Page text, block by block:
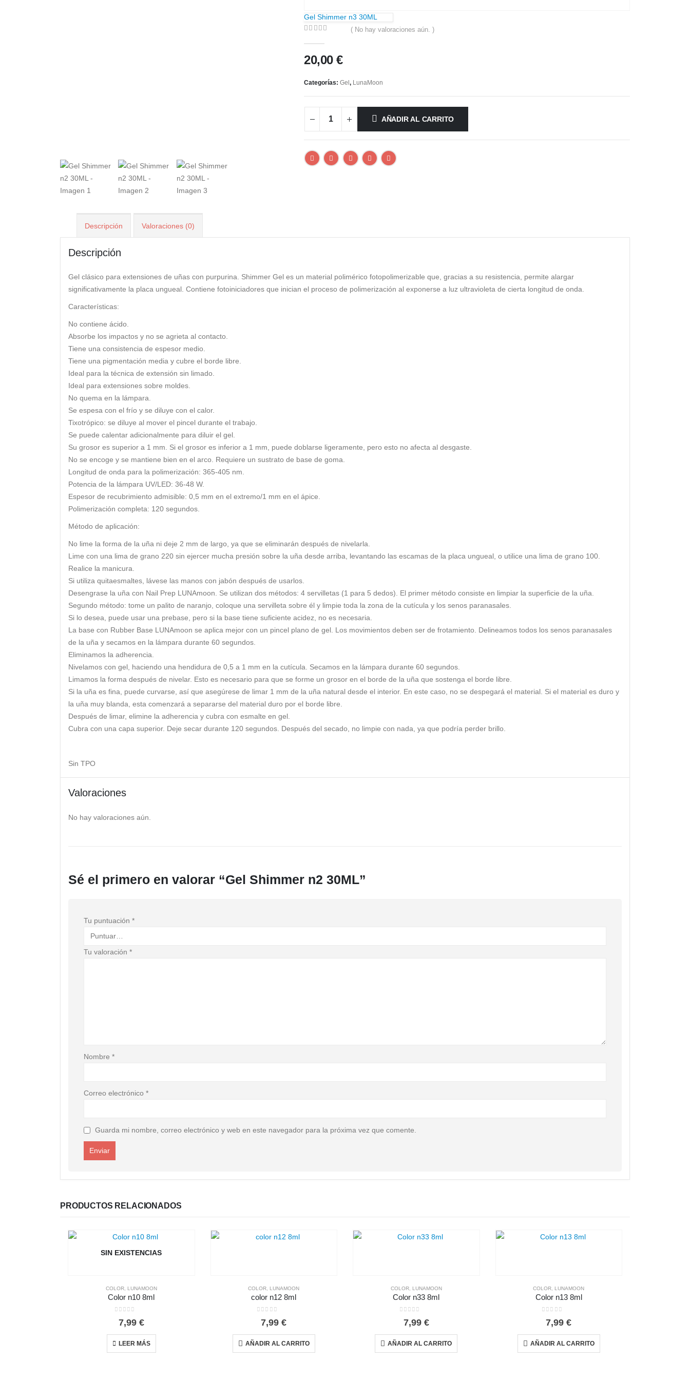
Gel Shimmer n3 30ML
( No hay valoraciones aún. )
20,00€
Categorías: Gel, LunaMoon
AÑADIR AL CARRITO
Descripción Valoraciones (0)
Descripción
Gel clásico para extensiones de uñas con purpurina. Shimmer Gel es un material polimérico fotopolimerizable que, gracias a su resistencia, permite alargar
significativamente la placa ungueal. Contiene fotoiniciadores que inician el proceso de polimerización al exponerse a luz ultravioleta de cierta longitud de onda.
Características:
No contiene ácido.
Absorbe los impactos y no se agrieta al contacto.
Tiene una consistencia de espesor medio.
Tiene una pigmentación media y cubre el borde libre.
Ideal para la técnica de extensión sin limado.
Ideal para extensiones sobre moldes.
No quema en la lámpara.
Se espesa con el frío y se diluye con el calor.
Tixotrópico: se diluye al mover el pincel durante el trabajo.
Se puede calentar adicionalmente para diluir el gel.
Su grosor es superior a 1 mm. Si el grosor es inferior a 1 mm, puede doblarse ligeramente, pero esto no afecta al desgaste.
No se encoge y se mantiene bien en el arco. Requiere un sustrato de base de goma.
Longitud de onda para la polimerización: 365-405 nm.
Potencia de la lámpara UV/LED: 36-48 W.
Espesor de recubrimiento admisible: 0,5 mm en el extremo/1 mm en el ápice.
Polimerización completa: 120 segundos.
Método de aplicación:
No lime la forma de la uña ni deje 2 mm de largo, ya que se eliminarán después de nivelarla.
Lime con una lima de grano 220 sin ejercer mucha presión sobre la uña desde arriba, levantando las escamas de la placa ungueal, o utilice una lima de grano 100.
Realice la manicura.
Si utiliza quitaesmaltes, lávese las manos con jabón después de usarlos.
Desengrase la uña con Nail Prep LUNAmoon. Se utilizan dos métodos: 4 servilletas (1 para 5 dedos). El primer método consiste en limpiar la superficie de la uña.
Segundo método: tome un palito de naranjo, coloque una servilleta sobre él y limpie toda la zona de la cutícula y los senos paranasales.
Si lo desea, puede usar una prebase, pero si la base tiene suficiente acidez, no es necesaria.
La base con Rubber Base LUNAmoon se aplica mejor con un pincel plano de gel. Los movimientos deben ser de frotamiento. Delineamos todos los senos paranasales
de la uña y secamos en la lámpara durante 60 segundos.
Eliminamos la adherencia.
Nivelamos con gel, haciendo una hendidura de 0,5 a 1 mm en la cutícula. Secamos en la lámpara durante 60 segundos.
Limamos la forma después de nivelar. Esto es necesario para que se forme un grosor en el borde de la uña que sostenga el borde libre.
Si la uña es fina, puede curvarse, así que asegúrese de limar 1 mm de la uña natural desde el interior. En este caso, no se despegará el material. Si el material es duro y
la uña muy blanda, esta comenzará a separarse del material duro por el borde libre.
Después de limar, elimine la adherencia y cubra con esmalte en gel.
Cubra con una capa superior. Deje secar durante 120 segundos. Después del secado, no limpie con nada, ya que podría perder brillo.
Sin TPO
Valoraciones
No hay valoraciones aún.
Sé el primero en valorar “Gel Shimmer n2 30ML”
Tu puntuación *
Tu valoración *
Nombre *
Correo electrónico *
Guarda mi nombre, correo electrónico y web en este navegador para la próxima vez que comente.
PRODUCTOS RELACIONADOS
SIN EXISTENCIAS
COLOR, LUNAMOON
Color n10 8ml
7,99 €
LEER MÁS
COLOR LUNAMOON
color n12 8ml
7,99€
AÑADIR AL CARRITO
COLOR, LUNAMOON
Color n33 8ml
7,99 €
AÑADIR AL CARRITO
COLOR LUNAMOON
Color n13 8ml
7,99€
AÑADIR AL CARRITO